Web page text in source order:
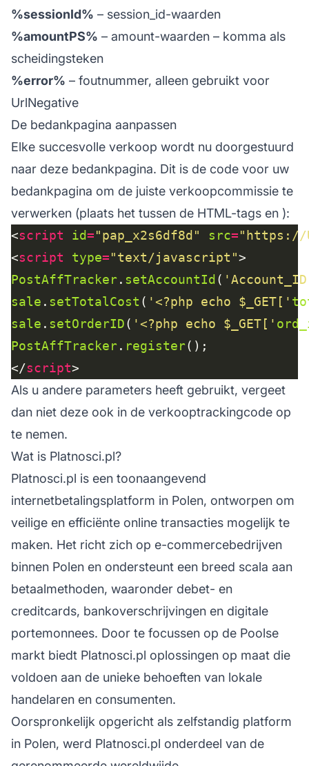
%sessionId% – session_id-waarden
%amountPS% – amount-waarden – komma als
scheidingsteken
%error% – foutnummer, alleen gebruikt voor
UrlNegative
De bedankpagina aanpassen
Elke succesvolle verkoop wordt nu doorgestuurd
naar deze bedankpagina. Dit is de code voor uw
bedankpagina om de juiste verkoopcommissie te
verwerken (plaats het tussen de HTML-tags en ):
<script id="pap_x2s6df8d" src="https://
<script type="text/javascript"
PostAffTracker. setAccountId(
sale . setTotalCost ( '<?php echo $_GET['
sale . setOrderID( '<?php echo $_GET['
PostAffTracker. register
</script
Als u andere parameters heeft gebruikt, vergeet
dan niet deze ook in de verkooptrackingcode op
te nemen.
Wat is Platnosci.pl?
Platnosci.pl is een toonaangevend
internetbetalingsplatform in Polen, ontworpen om
veilige en efficiënte online transacties mogelijk te
maken. Het richt zich op e-commercebedrijven
binnen Polen en ondersteunt een breed scala aan
betaalmethoden, waaronder debet- en
creditcards, bankoverschrijvingen en digitale
portemonnees. Door te focussen op de Poolse
markt biedt Platnosci.pl oplossingen op maat die
voldoen aan de unieke behoeften van lokale
handelaren en consumenten.
Oorspronkelijk opgericht als zelfstandig platform
in Polen, werd Platnosci.pl onderdeel van de